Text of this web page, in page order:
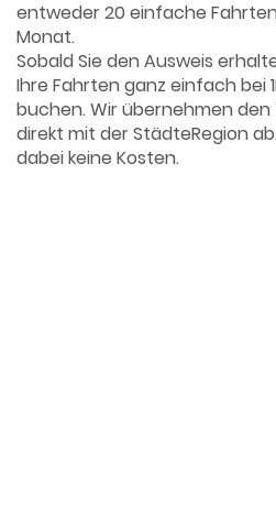
entweder 20 einfache Fahrten
Monat.
Sobald Sie den Ausweis
Ihre Fahrten ganz einfach bei
buchen. Wir übernehmen
direkt mit der StädteRegion
dabei keine Kosten.